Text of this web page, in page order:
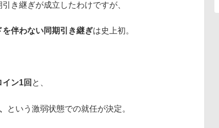
引き継ぎが成立したわけですが、
を伴わない同期引き継ぎは史上初。
イン1回 と、
という激弱状態での就任が決定。